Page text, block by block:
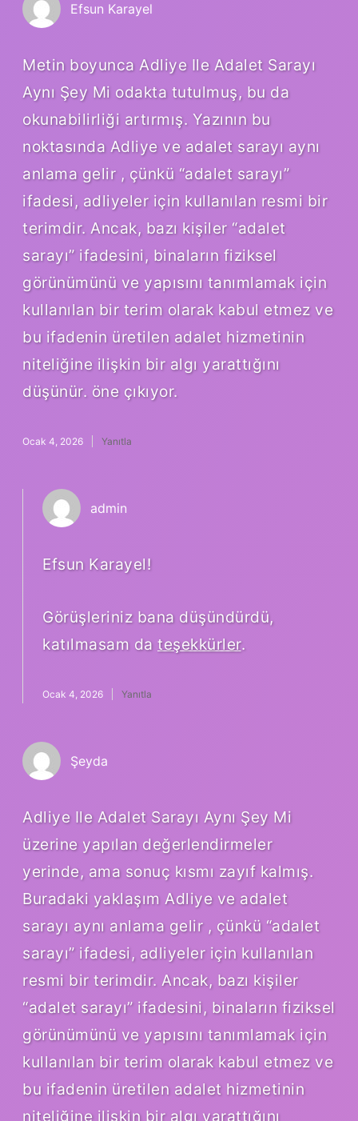
Efsun Karayel
Metin boyunca Adliye Ile Adalet Sarayı
Aynı Şey Mi odakta tutulmuş, bu da
okunabilirliği artırmış. Yazının bu
noktasında Adliye ve adalet sarayı aynı
anlama gelir , çünkü “adalet sarayı”
ifadesi, adliyeler için kullanılan resmi bir
terimdir. Ancak, bazı kişiler “adalet
sarayı” ifadesini, binaların fiziksel
görünümünü ve yapısını tanımlamak için
kullanılan bir terim olarak kabul etmez ve
bu ifadenin üretilen adalet hizmetinin
niteliğine ilişkin bir algı yarattığını
düşünür. öne çıkıyor.
Ocak 4, 2026 Yanıtla
admin
Efsun Karayel!
Görüşleriniz bana düşündürdü,
katılmasam da teşekkürler.
Ocak 4, 2026 Yanıtla
Şeyda
Adliye Ile Adalet Sarayı Aynı Şey Mi
üzerine yapılan değerlendirmeler
yerinde, ama sonuç kısmı zayıf kalmış.
Buradaki yaklaşım Adliye ve adalet
sarayı aynı anlama gelir , çünkü “adalet
sarayı” ifadesi, adliyeler için kullanılan
resmi bir terimdir. Ancak, bazı kişiler
“adalet sarayı” ifadesini, binaların fiziksel
görünümünü ve yapısını tanımlamak için
kullanılan bir terim olarak kabul etmez ve
bu ifadenin üretilen adalet hizmetinin
niteliğine ilişkin bir algı yarattığını